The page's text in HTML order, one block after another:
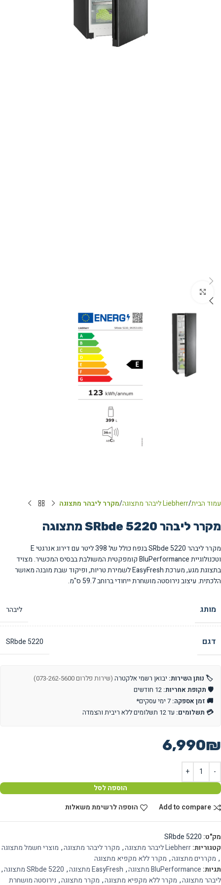
עמוד הבית Liebherr ליבהר מתצוגה מקרר ליבהר מתצוגה
מקרר ליבהר SRbde 5220 מתצוגה
מקרר ליבהר SRbde 5220 בנפח כולל של 398 ליטר עם דירוג אנרגטי E
וטכנולוגיית BluPerformance קומפקטית המשולבת בבסיס המכשיר. מצויד
בתצוגת מגע, מערכת EasyFresh לשמירת טריות, ופיקוד שבת מובנה מאושר
הלכתית. עיצוב נירוסטה מושחרת ייחודי ברוחב 59.7 ס"מ.
מותג ליבהר
דגם SRbde 5220
🏷️ נותן השירות: יבואן רשמי אלקטרה (שירות פלרום 073-262-5600)
🛡️ תקופת אחריות:
🚚 זמן אספקה:
💳 תשלומים: עד 12 תשלומים ללא ריבית והצמדה
6,990₪
הוספה לסל
Add to compare
הוספה לרשימת משאלות
מק"ט: SRbde 5220
קטגוריות:Liebherr ליבהר מתצוגה , מקרר ליבהר מתצוגה, מוצרי חשמל מתצוגה
, מקררים מתצוגה, מקרר ללא מקפיא מתצוגה
תגיות: BluPerformance מתצוגה , EasyFresh מתצוגה , SRbde 5220 מתצוגה
,
ליבהר מתצוגה, מקרר ללא מקפיא מתצוגה, מקרר מתצוגה, נירוסטה מושחרת